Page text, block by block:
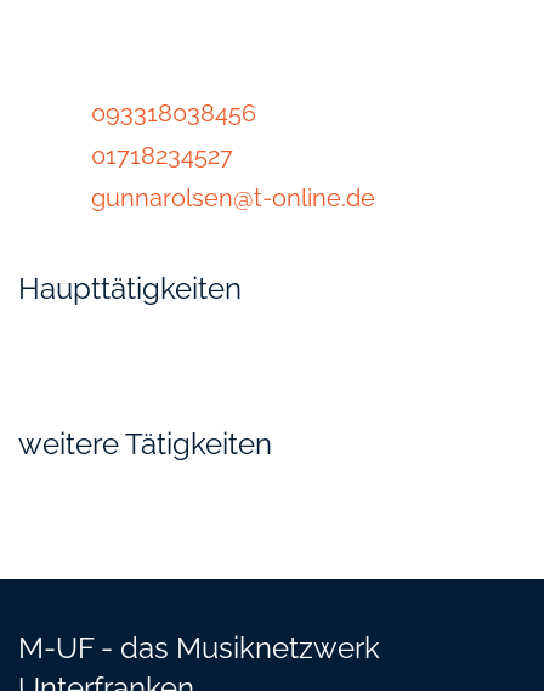
093318038456
01718234527
gunnarolsen@t-online.de
Haupttätigkeiten
weitere Tätigkeiten
M-UF - das Musiknetzwerk